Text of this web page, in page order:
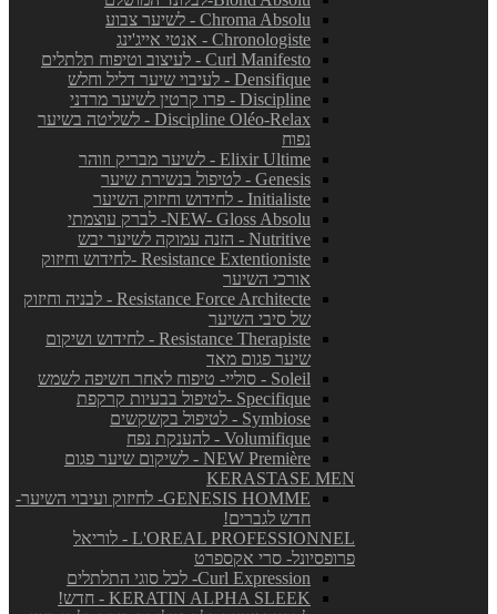
Chroma Absolu - לשיער צבוע
Chronologiste - אנטי אייג'ינג
Curl Manifesto - לעיצוב וטיפוח תלתלים
Densifique - לעיבוי שיער דליל וחלש
Discipline - פרו קרטין לשיער מרדני
Discipline Oléo-Relax - לשליטה בשיער
נפוח
Elixir Ultime - לשיער מבריק וזוהר
Genesis - לטיפול בנשירת שיער
Initialiste - לחידוש וחיזוק השיער
NEW- Gloss Absolu- לברק עוצמתי
Nutritive - הזנה עמוקה לשיער יבש
Resistance Extentioniste -לחידוש וחיזוק
אורכי השיער
Resistance Force Architecte - לבניה וחיזוק
של סיבי השיער
Resistance Therapiste - לחידוש ושיקום
שיער פגום מאד
Soleil - סוליי- טיפוח לאחר חשיפה לשמש
Specifique -לטיפול בבעיות קרקפת
Symbiose - לטיפול בקשקשים
Volumifique - להענקת נפח
NEW Première - לשיקום שיער פגום
KERASTASE MEN
GENESIS HOMME- לחיזוק ועיבוי השיער-
חדש לגברים!
L'OREAL PROFESSIONNEL - לוריאל
פרופסיונל- סרי אקספרט
Curl Expression- לכל סוגי התלתלים
KERATIN ALPHA SLEEK - חדש!